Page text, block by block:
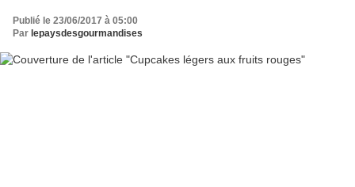
Publié le 23/06/2017 à 05:00
Par lepaysdesgourmandises